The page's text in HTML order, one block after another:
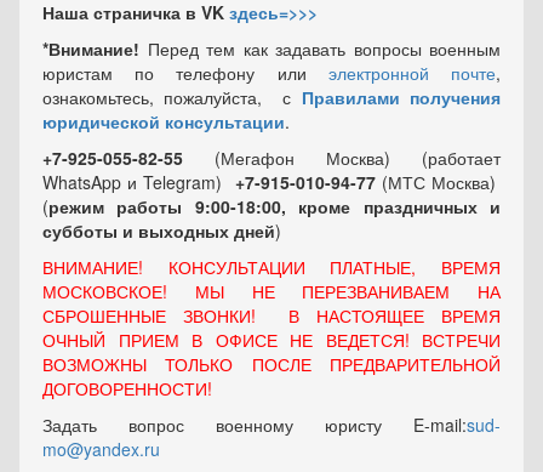
Наша страничка в VK здесь=>>>
*Внимание! Перед тем как задавать вопросы военным
юристам по телефону или электронной почте,
ознакомьтесь, пожалуйста, с Правилами получения
юридической консультации.
+7-925-055-82-55 (Мегафон Москва) (работает
WhatsApp и Telegram) +7-915-010-94-77 (МТС Москва)
(режим работы 9:00-18:00, кроме праздничных и
субботы и выходных дней)
ВНИМАНИЕ! КОНСУЛЬТАЦИИ ПЛАТНЫЕ, ВРЕМЯ
МОСКОВСКОЕ! МЫ НЕ ПЕРЕЗВАНИВАЕМ НА
СБРОШЕННЫЕ ЗВОНКИ! В НАСТОЯЩЕЕ ВРЕМЯ
ОЧНЫЙ ПРИЕМ В ОФИСЕ НЕ ВЕДЕТСЯ! ВСТРЕЧИ
ВОЗМОЖНЫ ТОЛЬКО ПОСЛЕ ПРЕДВАРИТЕЛЬНОЙ
ДОГОВОРЕННОСТИ!
Задать вопрос военному юристу E-mail:sud-
mo@yandex.ru